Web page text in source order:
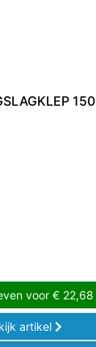
150
voor € 22,68
artikel